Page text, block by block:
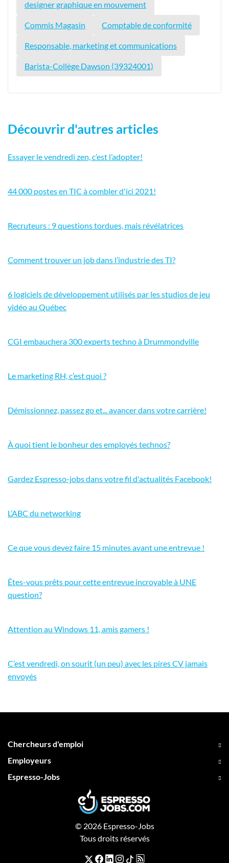
designer graphique en mouvement
Commis Magasin Comptable de conformité
Responsable, marketing et communications
Barista-Collège Dawson (39324001)
Découvrir d'autres articles
Essayer le vendredi zen, c’est l’adopter!
44 000 postes en TIC à combler d'ici 2021!
Recruteurs : 9 questions tordues, mais révélatrices
Comment trouver un job dans l’industrie des TI?
6 logiciels de développement utilisés par les studios de jeu
vidéo au Québec
CGI embauchera 300 experts techno à Drummondville
Le marketing RH, c’est quoi ?
Démissionnez, passez go et... avancer dans votre carrière!
À quoi tient le bonheur des employés technos?
Gardez Espresso-jobs dans votre fil d'actualités Facebook!
L’ABC du networking
Ce que vous devez faire 15 minutes avant une entrevue !
Êtes-vous prêts pour cette entrevue incroyable à UNE
question?
Attention au Windows 11, amis gamers !
C’est vendredi, on sourit (un peu) avec les pires CV jamais
envoyés
Chercheurs d'emploi
Employeurs
Espresso-Jobs
© 2026 Espresso-Jobs
Tous droits réservés